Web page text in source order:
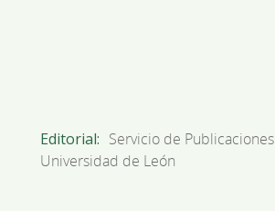
Editorial
Servicio de Publicaciones
Universidad de León